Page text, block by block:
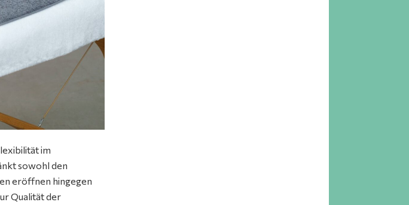
im
sowohl den
eröffnen hingegen
Qualität der